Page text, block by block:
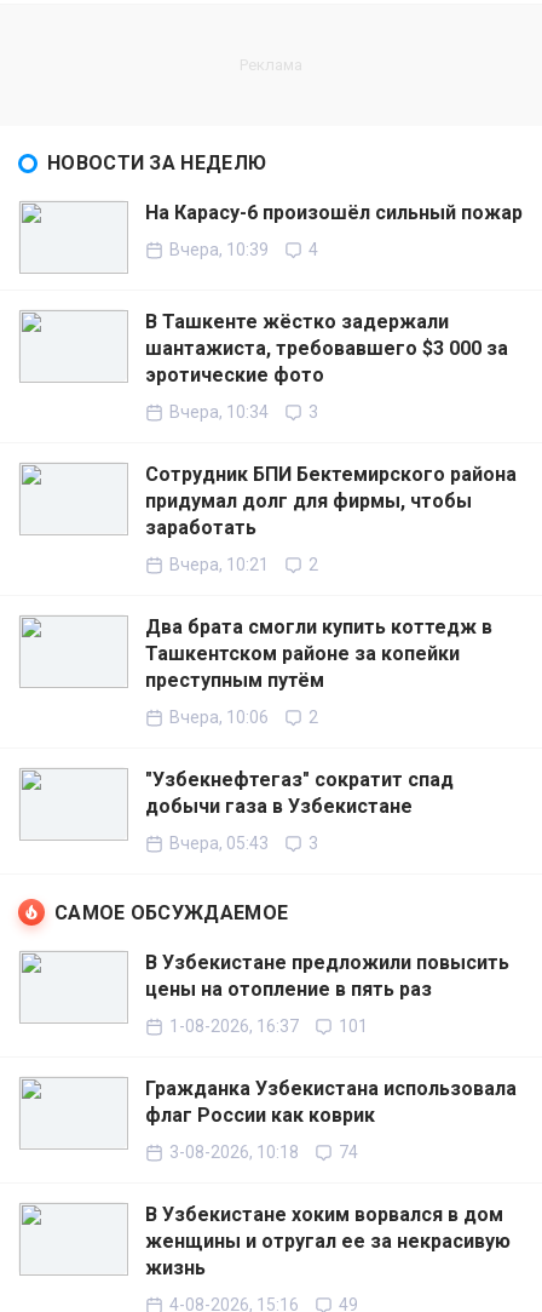
НОВОСТИ ЗА НЕДЕЛЮ
На Карасу-6 произошёл сильный пожар
Вчера, 10:39 4
В Ташкенте жёстко задержали
шантажиста, требовавшего $3 000 за
эротические фото
Вчера, 10:34 3
Сотрудник БПИ Бектемирского района
придумал долг для фирмы, чтобы
заработать
Вчера, 10:21 2
Два брата смогли купить коттедж в
Ташкентском районе за копейки
преступным путём
Вчера, 10:06 2
"Узбекнефтегаз" сократит спад
добычи газа в Узбекистане
Вчера, 05:43 3
САМОЕ ОБСУЖДАЕМОЕ
В Узбекистане предложили повысить
цены на отопление в пять раз
1-08-2026, 16:37 101
Гражданка Узбекистана использовала
флаг России как коврик
3-08-2026, 10:18 74
В Узбекистане хоким ворвался в дом
женщины и отругал ее за некрасивую
жизнь
4-08-2026, 15:16 49